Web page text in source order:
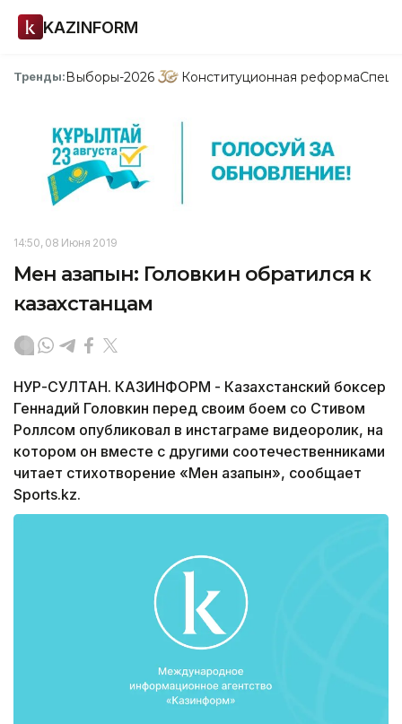
KAZINFORM
Тренды:Выборы-2026 Конституционная реформа
14:50, 08 Июня 2019
Мен қазақпын: Головкин обратился к
казахстанцам
НУР-СУЛТАН. КАЗИНФОРМ - Казахстанский боксер
Геннадий Головкин перед своим боем со Стивом
Роллсом опубликовал в инстаграме видеоролик, на
котором он вместе с другими соотечественниками
читает стихотворение «Мен қазақпын», сообщает
Sports.kz.